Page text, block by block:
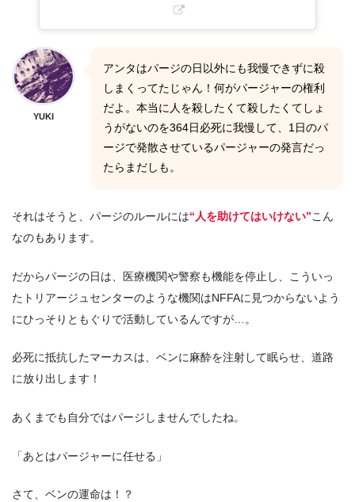
YUKI
アンタはパージの日以外にも我慢できずに殺
しまくってたじゃん！何がパージャーの権利
だよ。本当に人を殺したくて殺したくてしょ
うがないのを364日必死に我慢して、1日のパ
ージで発散させているパージャーの発言だっ
たらまだしも。
それはそうと、パージのルールには“人を助けてはいけない”こん
なのもあります。
だからパージの日は、医療機関や警察も機能を停止し、こういっ
たトリアージュセンターのような機関はNFFAに見つからないよう
にひっそりともぐりで活動しているんですが…。
必死に抵抗したマーカスは、ベンに麻酔を注射して眠らせ、道路
に放り出します！
あくまでも自分ではパージしませんでしたね。
「あとはパージャーに任せる」
さて、ベンの運命は！？